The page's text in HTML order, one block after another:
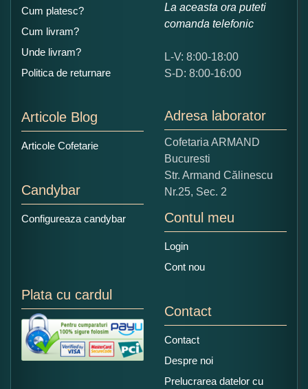
Ce nota acordati acestui produs?
5
Copiati alaturi numarul din imagine:
Cum platesc?
Cum livram?
Unde livram?
Politica de returnare
Articole Blog
Articole Cofetarie
Candybar
Configureaza candybar
La aceasta ora puteti
comanda telefonic
L-V: 8:00-18:00
S-D: 8:00-16:00
Adresa laborator
Cofetaria ARMAND
Bucuresti
Str. Armand Călinescu
Nr.25, Sec. 2
Contul meu
Login
Cont nou
Plata cu cardul
Contact
Contact
Despre noi
Prelucrarea datelor cu